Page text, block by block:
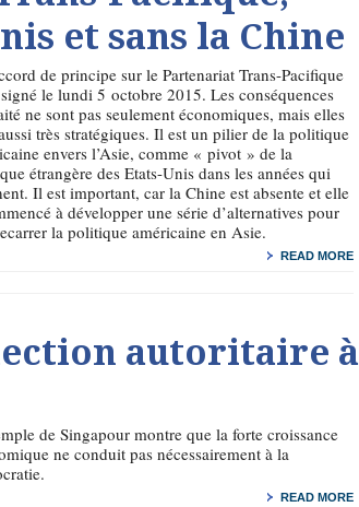
et sans la Chine
de principe sur le Partenariat Trans-Pacifique
le lundi 5 octobre 2015. Les conséquences
ne sont pas seulement économiques, mais elles
très stratégiques. Il est un pilier de la politique
envers l’Asie, comme « pivot » de la
étrangère des Etats-Unis dans les années qui
Il est important, car la Chine est absente et elle
à développer une série d’alternatives pour
la politique américaine en Asie.
READ MORE
autoritaire à
de Singapour montre que la forte croissance
ne conduit pas nécessairement à la
READ MORE